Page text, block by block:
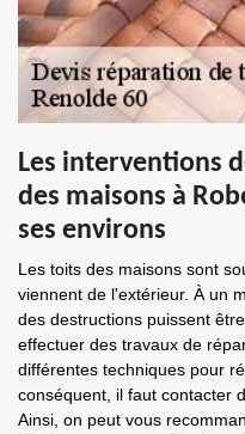
Les interventions
des maisons à
ses environs
Les toits des maisons sont
viennent de l'extérieur. À un
des destructions puissent
effectuer des travaux de
différentes techniques pour
conséquent, il faut contacter
Ainsi, on peut vous